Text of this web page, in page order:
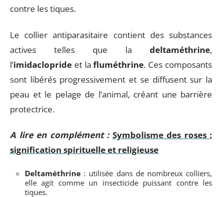
contre les tiques.
Le collier antiparasitaire contient des substances
actives telles que la deltaméthrine,
l’imidaclopride et lafluméthrine. Ces composants
sont libérés progressivement et se diffusent sur la
peau et le pelage de l’animal, créant une barrière
protectrice.
A lire en complément : Symbolisme des roses :
signification spirituelle et religieuse
Deltaméthrine : utilisée dans de nombreux colliers,
elle agit comme un insecticide puissant contre les
tiques.